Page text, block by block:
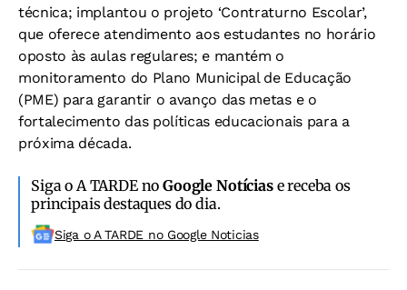
técnica; implantou o projeto ‘Contraturno Escolar’,
que oferece atendimento aos estudantes no horário
oposto às aulas regulares; e mantém o
monitoramento do Plano Municipal de Educação
(PME) para garantir o avanço das metas e o
fortalecimento das políticas educacionais para a
próxima década.
Siga o A TARDE noGoogle Notíciase receba os
principais destaques do dia.
Siga o A TARDE no Google Noticias